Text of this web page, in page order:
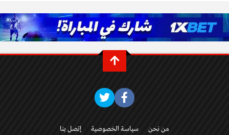
من نحن سياسة الخصوصية إتصل بنا